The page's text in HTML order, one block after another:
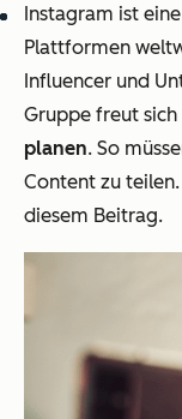
Instagram ist
Plattformen
Influencer und
Gruppe freut
planen. So
Content zu
diesem Beitrag.